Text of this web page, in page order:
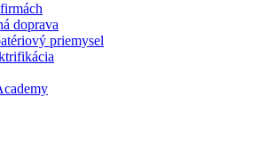
doprava
priemysel